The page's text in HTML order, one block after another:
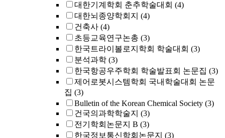
대한기계학회 춘추학술대회 (4)
대한뇌종양학회지 (4)
건축사 (4)
초등교육연구논총 (3)
한국트라이볼로지학회 학술대회 (3)
분석과학 (3)
한국항공우주학회 학술발표회 논문집 (3)
제어로봇시스템학회 국내학술대회 논문
집 (3)
Bulletin of the Korean Chemical Society (3)
건국의과학학술지 (3)
전기학회논문지 B (3)
한국정보통신학회논문지 (3)